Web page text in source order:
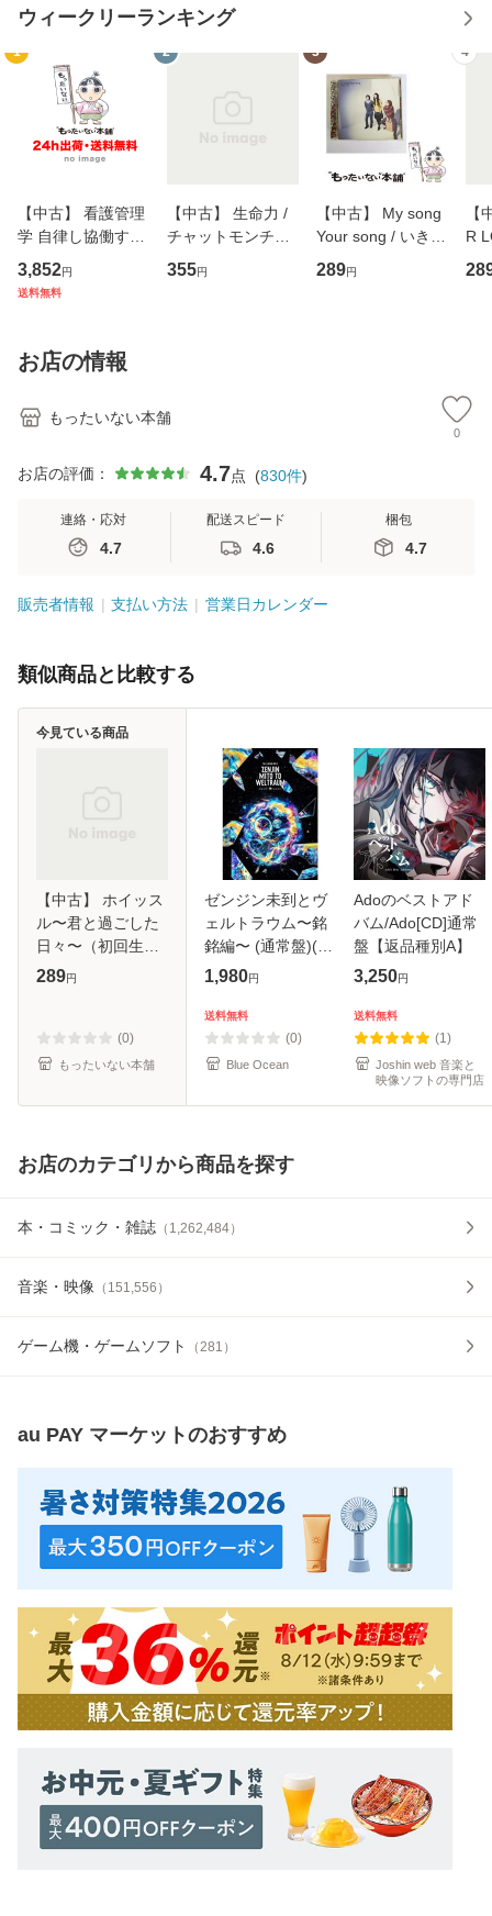
ウィークリーランキング
1
【中古】 看護管理
学 自律し協働する
専門職の看護マネ
ジメントスキル 改
恵 藤本幸三 / 南江
堂 [単行
3,852円
送料無料
2
【中古】 生命力 /
チャットモンチー /
キューンレコード
[CD]【メール便送
355円
3
【中古】 My song
Your song / いきも
のがかり / [CD]
【メール便送料無
289円
4
【
R
産
お店の情報
もったいない本舗
0
お店の評価： 4.7点 (830件)
連絡・応対
4.7
配送スピード
4.6
梱包
4.7
販売者情報 支払い方法 営業日カレンダー
類似商品と比較する
【中古】 ホイッス
ル〜君と過ごした
日々〜（初回生産
限定盤A） / miwa /
289円
(0)
もったいない本舗
今見ている商品
ゼンジン未到とヴ
ェルトラウム〜銘
銘編〜 (通常盤)(2
枚組) [DVD]
1,980円
送料無料
(0)
Blue Ocean
Adoのベストアド
バム/Ado[CD]通常
盤【返品種別A】
3,250円
送料無料
(1)
Joshin web 音楽と
映像ソフトの専門店
お店のカテゴリから商品を探す
本・コミック・雑誌 （ 1,262,484）
音楽・映像 （ 151,556 ）
ゲーム機・ゲームソフト （281 ）
au PAY マーケットのおすすめ